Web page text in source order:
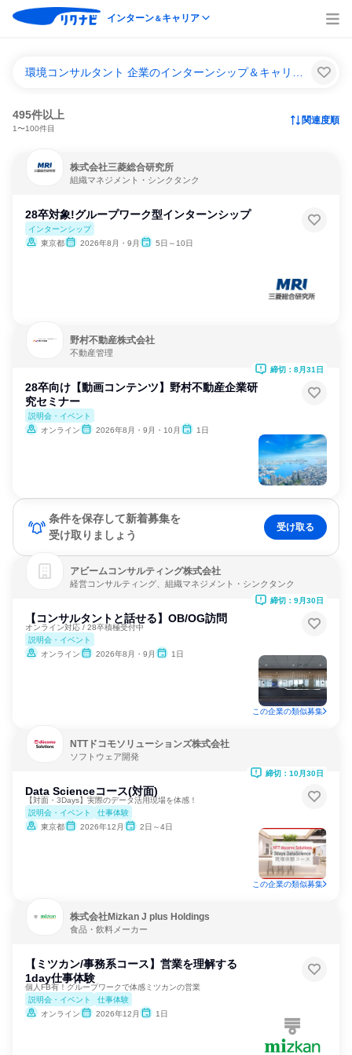
インターン＆キャリア
495件以上
1〜100件目
関連度順
株式会社三菱総合研究所
組織マネジメント・シンクタンク
28卒対象!グループワーク型インターンシップ
インターンシップ
東京都
2026年8月・9月 5日～10日
野村不動産株式会社
不動産管理
28卒向け【動画コンテンツ】野村不動産企業研
究セミナー
説明会・イベント
オンライン
2026年8月・9月・10月 1日
締切：8月31日
条件を保存して新着募集を
受け取りましょう
受け取る
アビームコンサルティング株式会社
経営コンサルティング、組織マネジメント・シンクタンク
【コンサルタントと話せる】OB/OG訪問
オンライン対応 / 28卒積極受付中
説明会・イベント
オンライン
2026年8月・9月 1日
締切：9月30日
この企業の類似募集
NTTドコモソリューションズ株式会社
ソフトウェア開発
Data Scienceコース(対面)
【対面・3Days】実際のデータ活用現場を体感！
説明会・イベント
仕事体験
東京都
2026年12月 2日～4日
締切：10月30日
この企業の類似募集
株式会社Mizkan J plus Holdings
食品・飲料メーカー
【ミツカン/事務系コース】営業を理解する
1day仕事体験
個人FB有！グループワークで体感ミツカンの営業
説明会・イベント
仕事体験
オンライン
2026年12月 1日